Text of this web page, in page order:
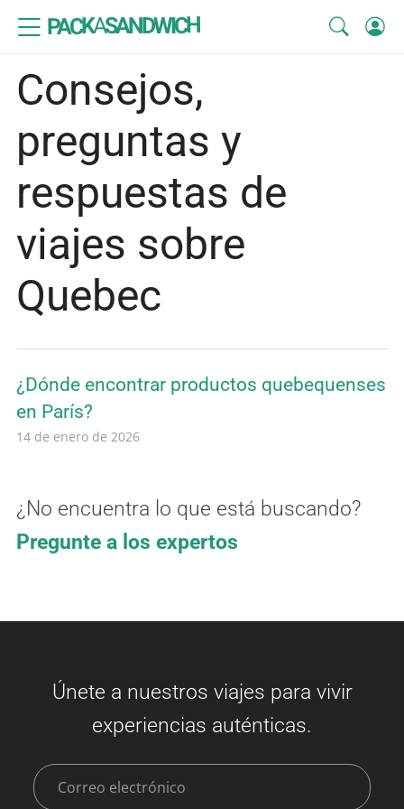
PACKASANDWICH
Consejos,
preguntas y
respuestas de
viajes sobre
Quebec
¿Dónde encontrar productos quebequenses
en París?
14 de enero de 2026
¿No encuentra lo que está buscando?
Pregunte a los expertos
Únete a nuestros viajes para vivir
experiencias auténticas.